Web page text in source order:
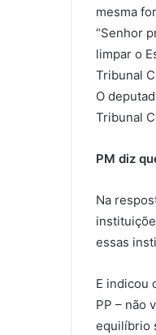
mesma
“Senhor
limpar o
Tribunal
O
Tribunal
PM diz
Na
essas
E indicou
PP – não
equilíbrio